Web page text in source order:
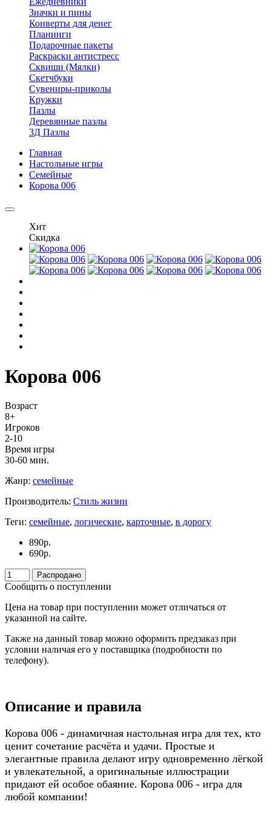
Значки и пины
Конверты для денег
Планинги
Подарочные пакеты
Раскраски антистресс
Сквиши (Мялки)
Скетчбуки
Сувениры-приколы
Кружки
Пазлы
Деревянные пазлы
3Д Пазлы
Главная
Настольные игры
Семейные
Корова 006
Хит
Скидка
Корова 006
Возраст
8+
Игроков
2-10
Время игры
30-60 мин.
Жанр: семейные
Производитель: Стиль жизни
Теги: семейные, логические, карточные, в дорогу
890р.
690р.
Распродано
Сообщить о поступлении
Цена на товар при поступлении может отличаться от
указанной на сайте.
Также на данный товар можно оформить предзаказ при
условии наличая его у поставщика (подробности по
телефону).
Описание и правила
Корова 006 - динамичная настольная игра для тех, кто
ценит сочетание расчёта и удачи. Простые и
элегантные правила делают игру одновременно лёгкой
и увлекательной, а оригинальные иллюстрации
придают ей особое обаяние. Корова 006 - игра для
любой компании!